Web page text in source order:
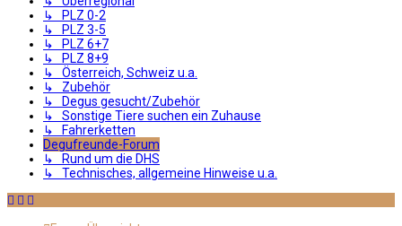
↳ PLZ 0-2
↳ PLZ 3-5
↳ PLZ 6+7
↳ PLZ 8+9
↳ Österreich, Schweiz u.a.
↳ Zubehör
↳ Degus gesucht/Zubehör
↳ Sonstige Tiere suchen ein Zuhause
↳ Fahrerketten
Degufreunde-Forum
↳ Rund um die DHS
↳ Technisches, allgemeine Hinweise u.a.